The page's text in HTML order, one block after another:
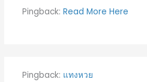
Pingback: Read More Here
Pingback: แทงหวย